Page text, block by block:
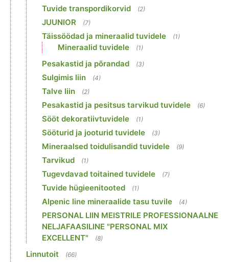
Tuvide transpordikorvid (2)
JUUNIOR (7)
Täissöödad ja mineraalid tuvidele (1)
Mineraalid tuvidele (1)
Pesakastid ja põrandad (3)
Sulgimis liin (4)
Talve liin (2)
Pesakastid ja pesitsus tarvikud tuvidele (6)
Sööt dekoratiivtuvidele (1)
Sööturid ja jooturid tuvidele (3)
Mineraalsed toidulisandid tuvidele (9)
Tarvikud (1)
Tugevdavad toitained tuvidele (7)
Tuvide hügieenitooted (1)
Alpenic line mineraalide tasu tuvile (4)
PERSONAL LIIN MEISTRILE PROFESSIONAALNE
NELJAFAASILINE "PERSONAL MIX
EXCELLENT"
(8)
Linnutoit (66)